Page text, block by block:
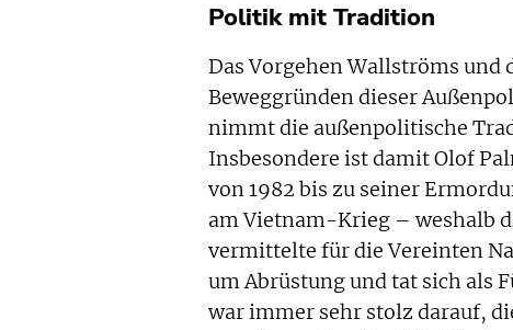
Politik mit Tradition
Das Vorgehen Wallströms und
Beweggründen dieser
nimmt die außenpolitische
Insbesondere ist damit Olof
von 1982 bis zu seiner
am Vietnam-Krieg – weshalb
vermittelte für die Vereinten
um Abrüstung und tat sich als
war immer sehr stolz darauf,